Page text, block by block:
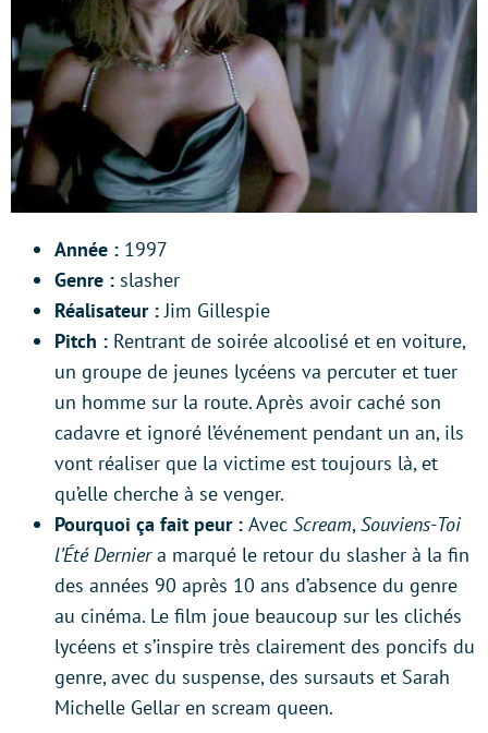
Année : 1997
Genre : slasher
Réalisateur :Jim Gillespie
Pitch : Rentrant de soirée alcoolisé et en voiture,
un groupe de jeunes lycéens va percuter et tuer
un homme sur la route. Après avoir caché son
cadavre et ignoré l’événement pendant un an, ils
vont réaliser que la victime est toujours là, et
qu’elle cherche à se venger.
Pourquoi ça fait peur : Avec Scream,Souviens-Toi
l’Été Derniera marqué le retour du slasher à la fin
des années 90 après 10 ans d’absence du genre
au cinéma. Le film joue beaucoup sur les clichés
lycéens et s’inspire très clairement des poncifs du
genre, avec du suspense, des sursauts et Sarah
Michelle Gellar en scream queen.